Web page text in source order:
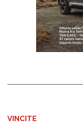
VINCITE